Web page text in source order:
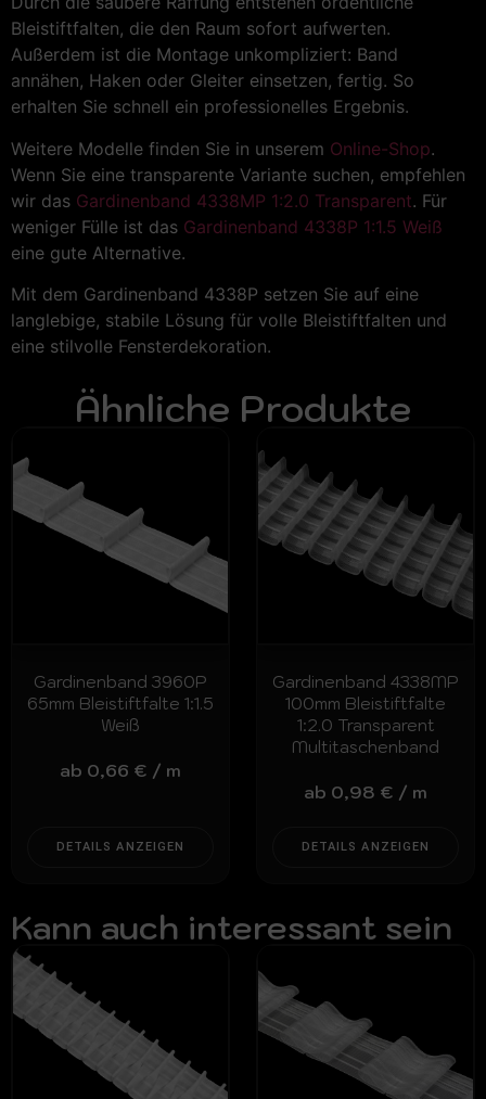
Bleistiftfalten, die den Raum sofort aufwerten.
Außerdem ist die Montage unkompliziert: Band
annähen, Haken oder Gleiter einsetzen, fertig. So
erhalten Sie schnell ein professionelles Ergebnis.
Weitere Modelle finden Sie in unserem Online-Shop.
Wenn Sie eine transparente Variante suchen, empfehlen
wir das Gardinenband 4338MP 1:2.0 Transparent. Für
weniger Fülle ist das Gardinenband 4338P 1:1.5 Weiß
eine gute Alternative.
Mit dem Gardinenband 4338P setzen Sie auf eine
langlebige, stabile Lösung für volle Bleistiftfalten und
eine stilvolle Fensterdekoration.
Ähnliche Produkte
Gardinenband 3960P
65mm Bleistiftfalte 1:1.5
Weiß
ab 0,66 € / m
DETAILS ANZEIGEN
Gardinenband 4338MP
100mm Bleistiftfalte
1:2.0 Transparent
Multitaschenband
ab 0,98 € / m
DETAILS ANZEIGEN
Kann auch interessant sein